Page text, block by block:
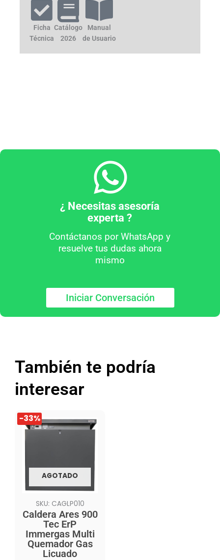
Ficha
Técnica
Catálogo
2026
Manual
de Usuario
¿ Necesitas asesoría
experta ?
Contáctanos por WhatsApp y
resuelve tus dudas ahora
mismo
Iniciar Conversación
También te podría
interesar
-33%
AGOTADO
SKU: CAGLP010
Caldera Ares 900
Tec ErP
Immergas Multi
Quemador Gas
Licuado
El
precio
original
$83.499.990.
El
precio
actual
$55.990.990.